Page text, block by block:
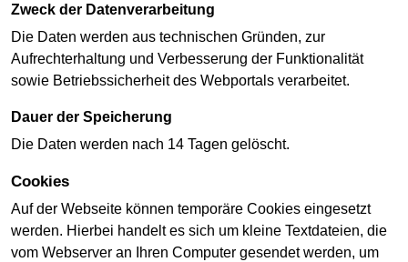
Zweck der Datenverarbeitung
Die Daten werden aus technischen Gründen, zur
Aufrechterhaltung und Verbesserung der Funktionalität
sowie Betriebssicherheit des Webportals verarbeitet.
Dauer der Speicherung
Die Daten werden nach 14 Tagen gelöscht.
Cookies
Auf der Webseite können temporäre Cookies eingesetzt
werden. Hierbei handelt es sich um kleine Textdateien, die
vom Webserver an Ihren Computer gesendet werden, um